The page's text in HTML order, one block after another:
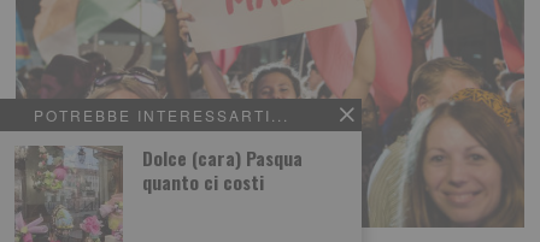
POTREBBE INTERESSARTI...
Dolce (cara) Pasqua
quanto ci costi